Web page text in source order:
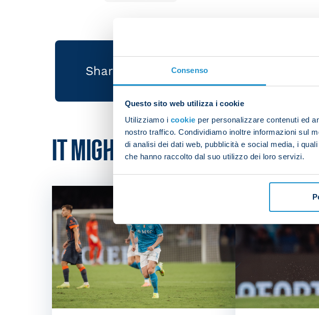
Consenso
Questo sito web utilizza i cookie
Utilizziamo i cookie per personalizzare contenuti ed
nostro traffico. Condividiamo inoltre informazioni sul
di analisi dei dati web, pubblicità e social media, i
che hanno raccolto dal suo utilizzo dei loro servizi.
Share the article with your friends and
IT MIGHT ALSO INTEREST YOU